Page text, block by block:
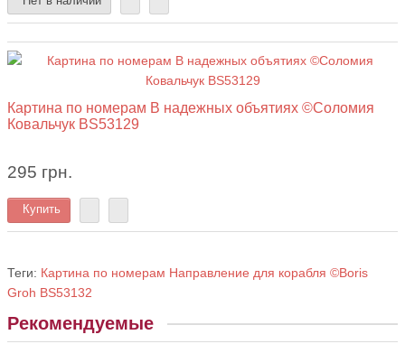
Картина по номерам В надежных объятиях ©Соломия
Ковальчук BS53129
295 грн.
Купить
Теги: Картина по номерам Направление для корабля ©Boris
Groh BS53132
Рекомендуемые